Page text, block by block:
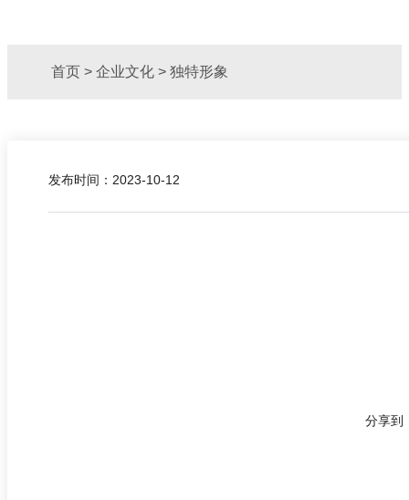
首页 > 企业文化 > 独特形象
发布时间：2023-10-12
分享到